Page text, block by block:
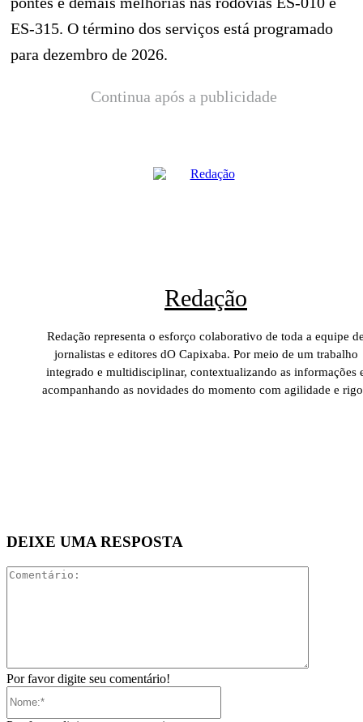
ES-315. O término dos serviços está programado
para dezembro de 2026.
Continua após a publicidade
Redação
Redação representa o esforço colaborativo de toda a equipe
jornalistas e editores dO Capixaba. Por meio de um trabalho
integrado e multidisciplinar, contextualizando as informações
acompanhando as novidades do momento com agilidade e
DEIXE UMA RESPOSTA
Por favor digite seu comentário!